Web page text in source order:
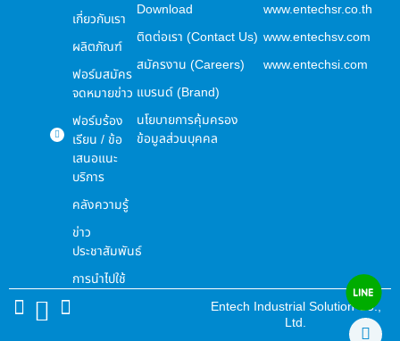
เกี่ยวกับเรา
ผลิตภัณฑ์
ฟอร์มสมัคร
จดหมายข่าว
ฟอร์มร้อง
เรียน / ข้อ
เสนอแนะ
บริการ
คลังความรู้
ข่าว
ประชาสัมพันธ์
การนำไปใช้
Download
ติดต่อเรา (Contact Us)
สมัครงาน (Careers)
แบรนด์ (Brand)
นโยบายการคุ้มครอง
ข้อมูลส่วนบุคคล
www.entechsr.co.th
www.entechsv.com
www.entechsi.com
Entech Industrial Solution Co.,
Ltd.